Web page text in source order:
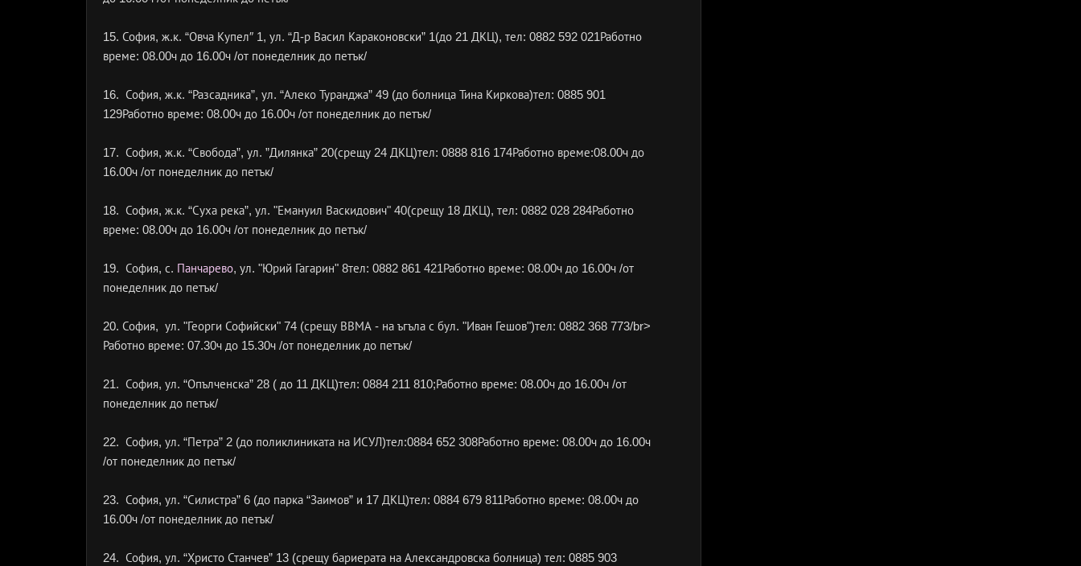
15. София, ж.к. “Овча Купел″ 1, ул. “Д-р Васил Караконовски” 1(до 21 ДКЦ), тел: 0882 592 021Работно
време: 08.00ч до 16.00ч /от понеделник до петък/
16. София, ж.к. “Разсадника”, ул. “Алеко Туранджа” 49 (до болница Тина Киркова)тел: 0885 901
129Работно време: 08.00ч до 16.00ч /от понеделник до петък/
17. София, ж.к. “Свобода”, ул. ”Дилянка” 20(срещу 24 ДКЦ)тел: 0888 816 174Работно време:08.00ч до
16.00ч /от понеделник до петък/
18. София, ж.к. “Суха река”, ул. "Емануил Васкидович" 40(срещу 18 ДКЦ), тел: 0882 028 284Работно
време: 08.00ч до 16.00ч /от понеделник до петък/
19. София, с. Панчарево, ул. "Юрий Гагарин" 8тел: 0882 861 421Работно време: 08.00ч до 16.00ч /от
понеделник до петък/
20. София, ул. "Георги Софийски" 74 (срещу ВВМА - на ъгъла с бул. "Иван Гешов")тел: 0882 368 773/br>
Работно време: 07.30ч до 15.30ч /от понеделник до петък/
21. София, ул. “Опълченска” 28 ( до 11 ДКЦ)тел: 0884 211 810;Работно време: 08.00ч до 16.00ч /от
понеделник до петък/
22. София, ул. “Петра” 2 (до поликлиниката на ИСУЛ)тел:0884 652 308Работно време: 08.00ч до 16.00ч
/от понеделник до петък/
23. София, ул. “Силистра” 6 (до парка “Заимов” и 17 ДКЦ)тел: 0884 679 811Работно време: 08.00ч до
16.00ч /от понеделник до петък/
24. София, ул. “Христо Станчев” 13 (срещу бариерата на Александровска болница) тел: 0885 903